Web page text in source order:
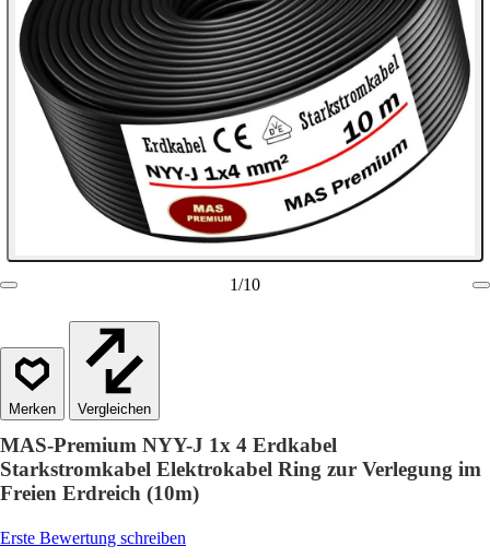
1/10
Vergleichen
MAS-Premium NYY-J 1x 4 Erdkabel
Starkstromkabel Elektrokabel Ring zur Verlegung im
Freien Erdreich (10m)
Erste Bewertung schreiben